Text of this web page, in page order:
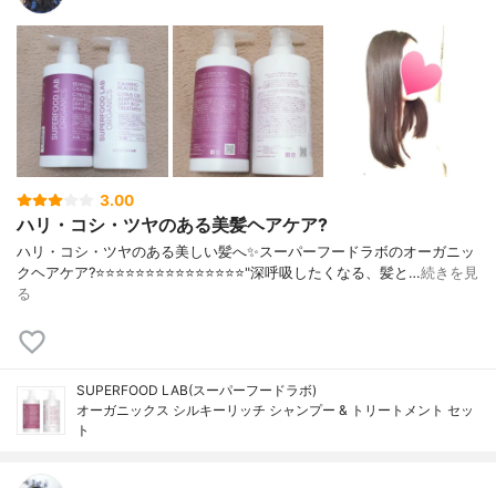
3.00
ハリ・コシ・ツヤのある美髪ヘアケア?
ハリ・コシ・ツヤのある美しい髪へ✨スーパーフードラボのオーガニッ
クヘアケア?⭐️⭐️⭐️⭐️⭐️⭐️⭐️⭐️⭐️⭐️⭐️⭐️⭐️⭐️⭐️"深呼吸したくなる、髪と…続きを見
る
SUPERFOOD LAB(スーパーフードラボ)
オーガニックス シルキーリッチ シャンプー & トリートメント セッ
ト